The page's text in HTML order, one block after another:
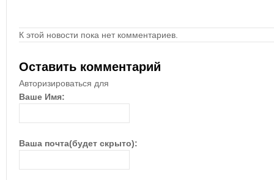
К этой новости пока нет комментариев.
Оставить комментарий
Авторизироваться для
Ваше Имя:
Ваша почта(будет скрыто):